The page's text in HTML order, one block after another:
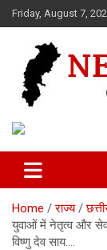
Skip
to
Friday, August 7,
News 36
Home राज्य
युवाओं में नेतृत्व और
विष्णु देव साय….